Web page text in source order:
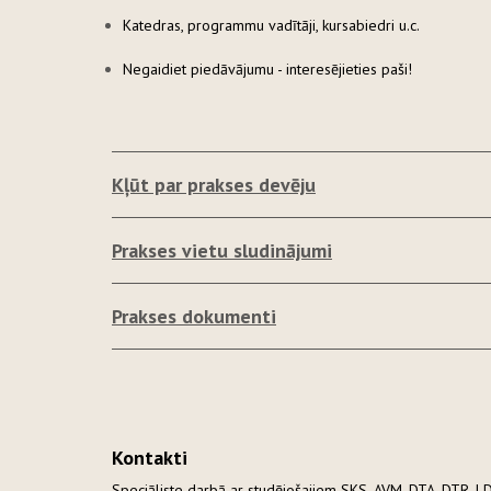
Katedras, programmu vadītāji, kursabiedri u.c.
Negaidiet piedāvājumu - interesējieties paši!
Kļūt par prakses devēju
Prakses vietu sludinājumi
Prakses dokumenti
Kontakti